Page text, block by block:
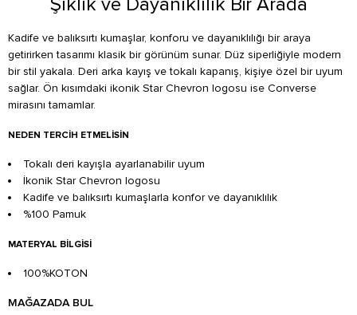
Kadife ve balıksırtı kumaşlar, konforu ve dayanıklılığı bir araya
getirirken tasarımı klasik bir görünüm sunar. Düz siperliğiyle modern
bir stil yakala. Deri arka kayış ve tokalı kapanış, kişiye özel bir uyum
sağlar. Ön kısımdaki ikonik Star Chevron logosu ise Converse
mirasını tamamlar.
NEDEN TERCIH ETMELISIN
Tokalı deri kayışla ayarlanabilir uyum
İkonik Star Chevron logosu
Kadife ve balıksırtı kumaşlarla konfor ve dayanıklılık
%100 Pamuk
MATERYAL BILGISI
100%KOTON
MAĞAZADA BUL